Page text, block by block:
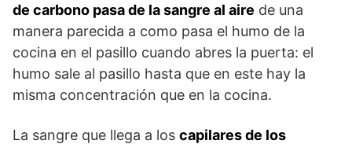
de carbono pasa de la sangre al aire de una
manera parecida a como pasa el humo de la
cocina en el pasillo cuando abres la puerta: el
humo sale al pasillo hasta que en este hay la
misma concentración que en la cocina.
La sangre que llega a los capilares de los